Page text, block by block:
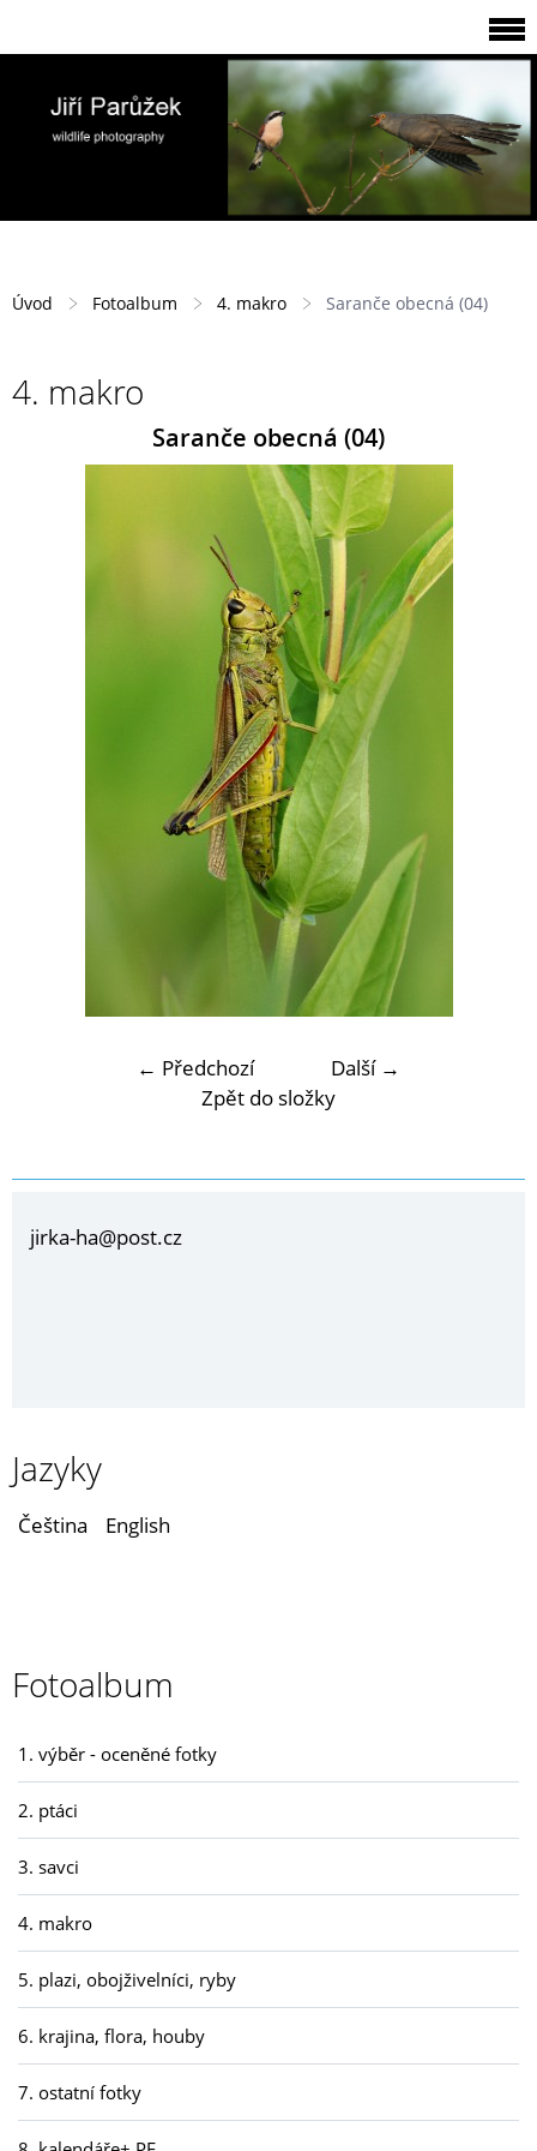
Úvod Fotoalbum 4. makro Saranče obecná (04)
4. makro
Saranče obecná (04)
← Předchozí
Další →
Zpět do složky
jirka-ha@post.cz
Jazyky
Čeština English
Fotoalbum
1. výběr - oceněné fotky
2. ptáci
3. savci
4. makro
5. plazi, obojživelníci, ryby
6. krajina, flora, houby
7. ostatní fotky